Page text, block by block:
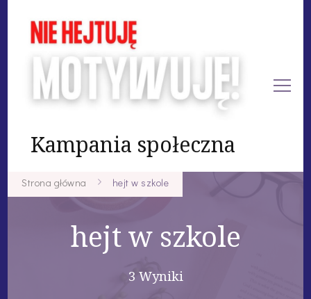
Kampania społeczna
Strona główna hejt w szkole
hejt w szkole
3 Wyniki